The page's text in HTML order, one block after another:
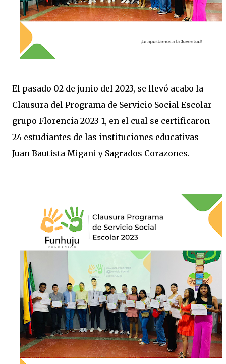
El pasado 02 de junio del 2023, se llevó acabo la
Clausura del Programa de Servicio Social Escolar
grupo Florencia 2023-1, en el cual se certificaron
24 estudiantes de las instituciones educativas
Juan Bautista Migani y Sagrados Corazones.